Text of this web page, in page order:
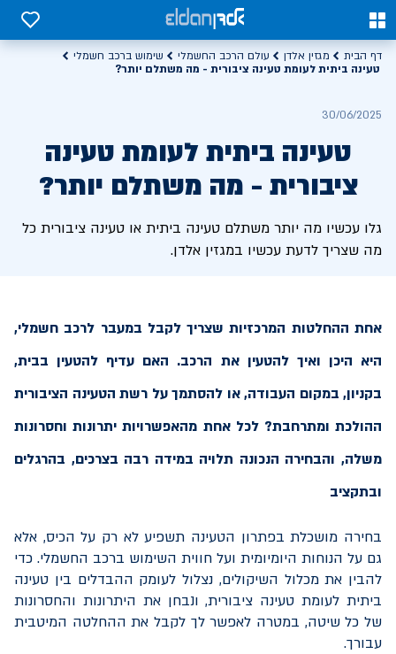
0
0
דף הבית מגזין אלדן עולם הרכב החשמלי
שימוש ברכב חשמלי
טעינה ביתית לעומת טעינה ציבורית - מה משתלם יותר?
30/06/2025
טעינה ביתית לעומת טעינה
ציבורית - מה משתלם יותר?
גלו עכשיו מה יותר משתלם טעינה ביתית או טעינה ציבורית כל
מה שצריך לדעת עכשיו במגזין אלדן.
אחת ההחלטות המרכזיות שצריך לקבל במעבר לרכב חשמלי,
היא היכן ואיך להטעין את הרכב. האם עדיף להטעין בבית,
בקניון, במקום העבודה, או להסתמך על רשת הטעינה הציבורית
ההולכת ומתרחבת? לכל אחת מהאפשרויות יתרונות וחסרונות
משלה, והבחירה הנכונה תלויה במידה רבה בצרכים, בהרגלים
ובתקציב
בחירה מושכלת בפתרון הטעינה תשפיע לא רק על הכיס, אלא
גם על הנוחות היומיומית ועל חווית השימוש ברכב החשמלי. כדי
להבין את מכלול השיקולים, נצלול לעומק ההבדלים בין טעינה
ביתית לעומת טעינה ציבורית, ונבחן את היתרונות והחסרונות
של כל שיטה, במטרה לאפשר לך לקבל את ההחלטה המיטבית
עבורך.